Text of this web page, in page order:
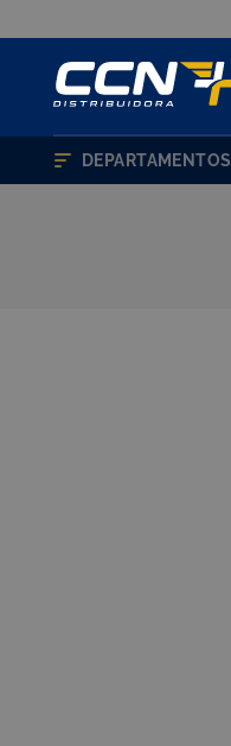
DEPARTAMENTOS